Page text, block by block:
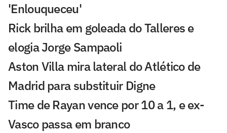
'Enlouqueceu'
Rick brilha em goleada do Talleres e
elogia Jorge Sampaoli
Aston Villa mira lateral do Atlético de
Madrid para substituir Digne
Time de Rayan vence por 10 a 1, e ex-
Vasco passa em branco